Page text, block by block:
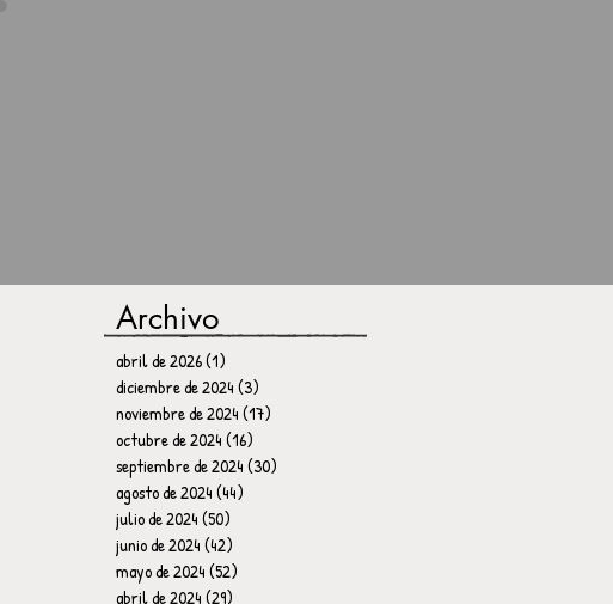
Archivo
abril de 2026(1)
diciembre de 2024(3)
noviembre de 2024(17)
octubre de 2024(16)
septiembre de 2024(30)
agosto de 2024(44)
julio de 2024(50)
junio de 2024(42)
mayo de 2024(52)
abril de 2024(29)